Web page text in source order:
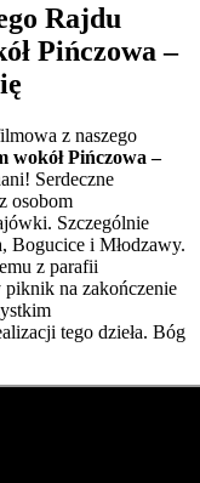
Rajdu
Pińczowa –
z naszego
wokół Pińczowa –
Serdeczne
osobom
Szczególnie
Bogucice i Młodzawy.
z parafii
piknik na zakończenie
tego dzieła. Bóg